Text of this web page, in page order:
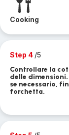
Cooking
Step 4 /5
Controllare la
delle
se necessario,
forchetta.